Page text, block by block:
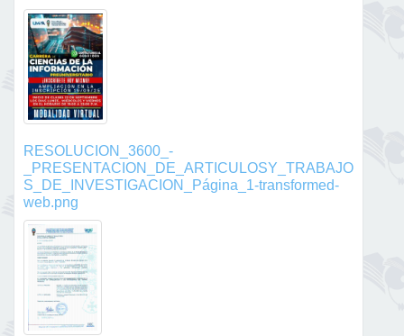
RESOLUCION_3600_-
_PRESENTACION_DE_ARTICULOSY_TRABAJO
S_DE_INVESTIGACION_Página_1-transformed-
web.png